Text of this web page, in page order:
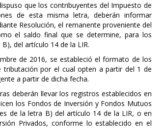
que los contribuyentes del Impuesto de
de esta misma letra, deberán informar
Resolución, el remanente proveniente del
el saldo final que se determine, para los
del artículo 14 de la LIR.
de 2016, se estableció el formato de los
tributación por el cual opten a partir del 1 de
a partir de dicha fecha.
deberán llevar los registros establecidos en
los Fondos de Inversión y Fondos Mutuos
de la letra B) del artículo 14 de la LIR, o en
Privados, conforme lo establecido en el